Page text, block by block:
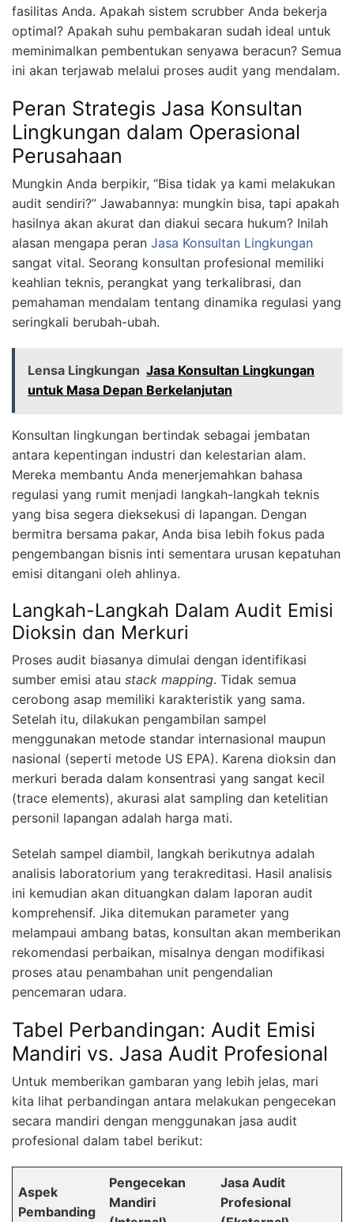
fasilitas Anda. Apakah sistem scrubber Anda bekerja
optimal? Apakah suhu pembakaran sudah ideal untuk
meminimalkan pembentukan senyawa beracun? Semua
ini akan terjawab melalui proses audit yang mendalam.
Peran Strategis Jasa Konsultan
Lingkungan dalam Operasional
Perusahaan
Mungkin Anda berpikir, “Bisa tidak ya kami melakukan
audit sendiri?” Jawabannya: mungkin bisa, tapi apakah
hasilnya akan akurat dan diakui secara hukum? Inilah
alasan mengapa peran Jasa Konsultan Lingkungan
sangat vital. Seorang konsultan profesional memiliki
keahlian teknis, perangkat yang terkalibrasi, dan
pemahaman mendalam tentang dinamika regulasi yang
seringkali berubah-ubah.
Lensa Lingkungan Jasa Konsultan Lingkungan
untuk Masa Depan Berkelanjutan
Konsultan lingkungan bertindak sebagai jembatan
antara kepentingan industri dan kelestarian alam.
Mereka membantu Anda menerjemahkan bahasa
regulasi yang rumit menjadi langkah-langkah teknis
yang bisa segera dieksekusi di lapangan. Dengan
bermitra bersama pakar, Anda bisa lebih fokus pada
pengembangan bisnis inti sementara urusan kepatuhan
emisi ditangani oleh ahlinya.
Langkah-Langkah Dalam Audit Emisi
Dioksin dan Merkuri
Proses audit biasanya dimulai dengan identifikasi
sumber emisi atau stack mapping. Tidak semua
cerobong asap memiliki karakteristik yang sama.
Setelah itu, dilakukan pengambilan sampel
menggunakan metode standar internasional maupun
nasional (seperti metode US EPA). Karena dioksin dan
merkuri berada dalam konsentrasi yang sangat kecil
(trace elements), akurasi alat sampling dan ketelitian
personil lapangan adalah harga mati.
Setelah sampel diambil, langkah berikutnya adalah
analisis laboratorium yang terakreditasi. Hasil analisis
ini kemudian akan dituangkan dalam laporan audit
komprehensif. Jika ditemukan parameter yang
melampaui ambang batas, konsultan akan memberikan
rekomendasi perbaikan, misalnya dengan modifikasi
proses atau penambahan unit pengendalian
pencemaran udara.
Tabel Perbandingan: Audit Emisi
Mandiri vs. Jasa Audit Profesional
Untuk memberikan gambaran yang lebih jelas, mari
kita lihat perbandingan antara melakukan pengecekan
secara mandiri dengan menggunakan jasa audit
profesional dalam tabel berikut:
Aspek
Pembanding
Pengecekan
Mandiri
Jasa Audit
Profesional